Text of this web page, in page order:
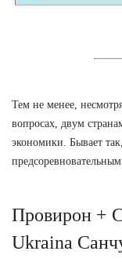
Тем не менее,
вопросах, двум
экономики. Бывает
Провирон +
Ukraina